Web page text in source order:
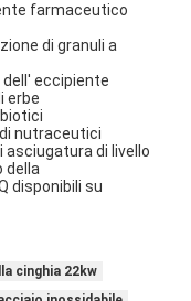
farmaceutico
di granuli a
eccipiente
erbe
nutraceutici
asciugatura di livello
della
disponibili su
cinghia 22kw